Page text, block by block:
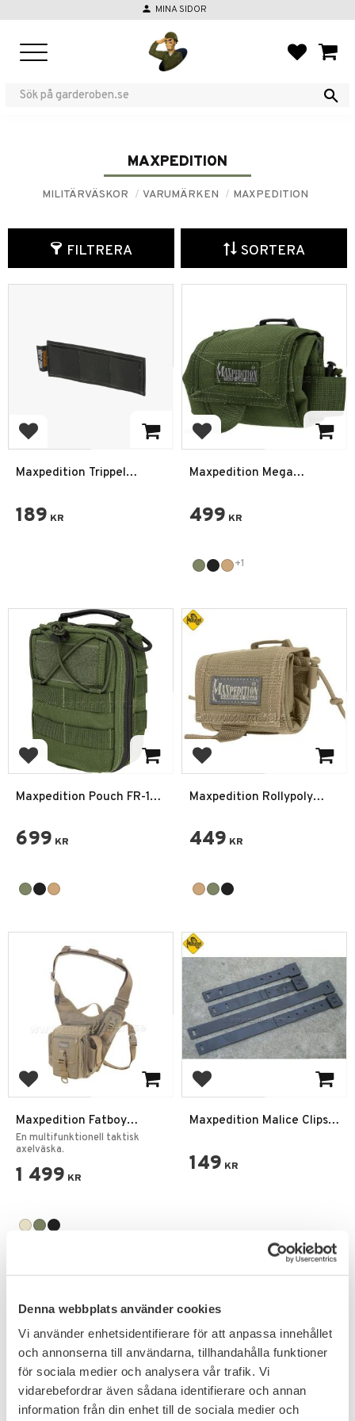
Denna webbplats använder cookies
Vi använder enhetsidentifierare för att anpassa innehållet
och annonserna till användarna, tillhandahålla funktioner
för sociala medier och analysera vår trafik. Vi
vidarebefordrar även sådana identifierare och annan
information från din enhet till de sociala medier och
person MINA SIDOR
MAXPEDITION
MILITÄRVÄSKOR VARUMÄRKEN MAXPEDITION
FILTRERA SORTERA
Lägg till i favoriter
Maxpedition Trippel
189 KR
Lägg till i favoriter
Maxpedition Mega
499 KR
+1
Lägg till i favoriter
Maxpedition Pouch FR-1
699 KR
Lägg till i favoriter
Maxpedition Rollypoly
449 KR
Lägg till i favoriter
Maxpedition Fatboy
Versipack Väska
En multifunktionell taktisk
axelväska.
1 499 KR
Lägg till i favoriter
Maxpedition Malice Clips
149 KR